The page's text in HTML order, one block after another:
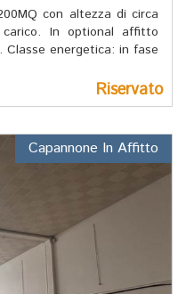
con altezza di circa
In optional affitto
Classe energetica: in fase
Riservato
Capannone In Affitto